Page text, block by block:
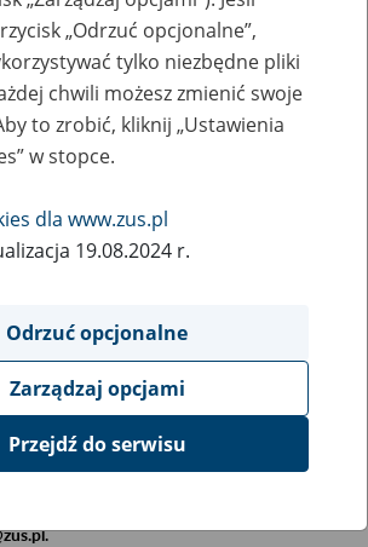
siebie: eZUS, wizyty
e-wizyty, Aktywni 50+
świadczeniobiorcy
w siedzibie firmy, instytucji, urzędu.
„Odrzuć opcjonalne”,
tylko niezbędne pliki
chwili możesz zmienić swoje
to zrobić, kliknij „Ustawienia
w stopce.
dla www.zus.pl
19.08.2024 r.
Odrzuć opcjonalne
Zarządzaj opcjami
Przejdź do serwisu